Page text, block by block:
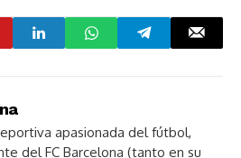
apasionada del fútbol,
del FC Barcelona (tanto en su